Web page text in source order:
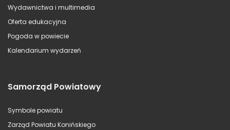
Wydawnictwa i multimedia
Oferta edukacyjna
Pogoda w powiecie
Kalendarium wydarzeń
Samorząd Powiatowy
Symbole powiatu
Zarząd Powiatu Konińskiego